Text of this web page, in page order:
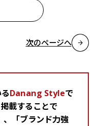
次のページへ
Danang Styleで
載することで
、「ブランド力強